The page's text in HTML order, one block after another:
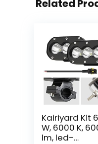
Related
Kairiyard Kit
W, 6000 K,
lm, led-